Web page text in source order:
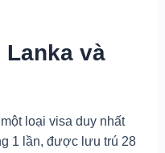
và
loại visa duy nhất
1 lần, được lưu trú 28